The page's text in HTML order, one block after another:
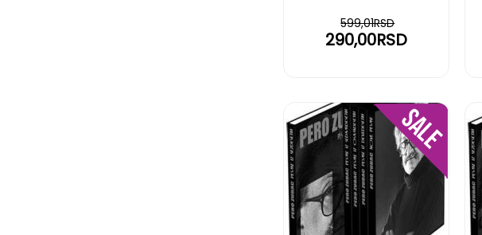
290,00RSD
599,01RSD
DODAJ
NA
ŽELJA